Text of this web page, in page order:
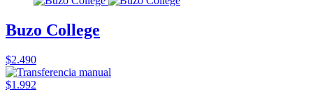
Buzo College
$2.490
$1.992